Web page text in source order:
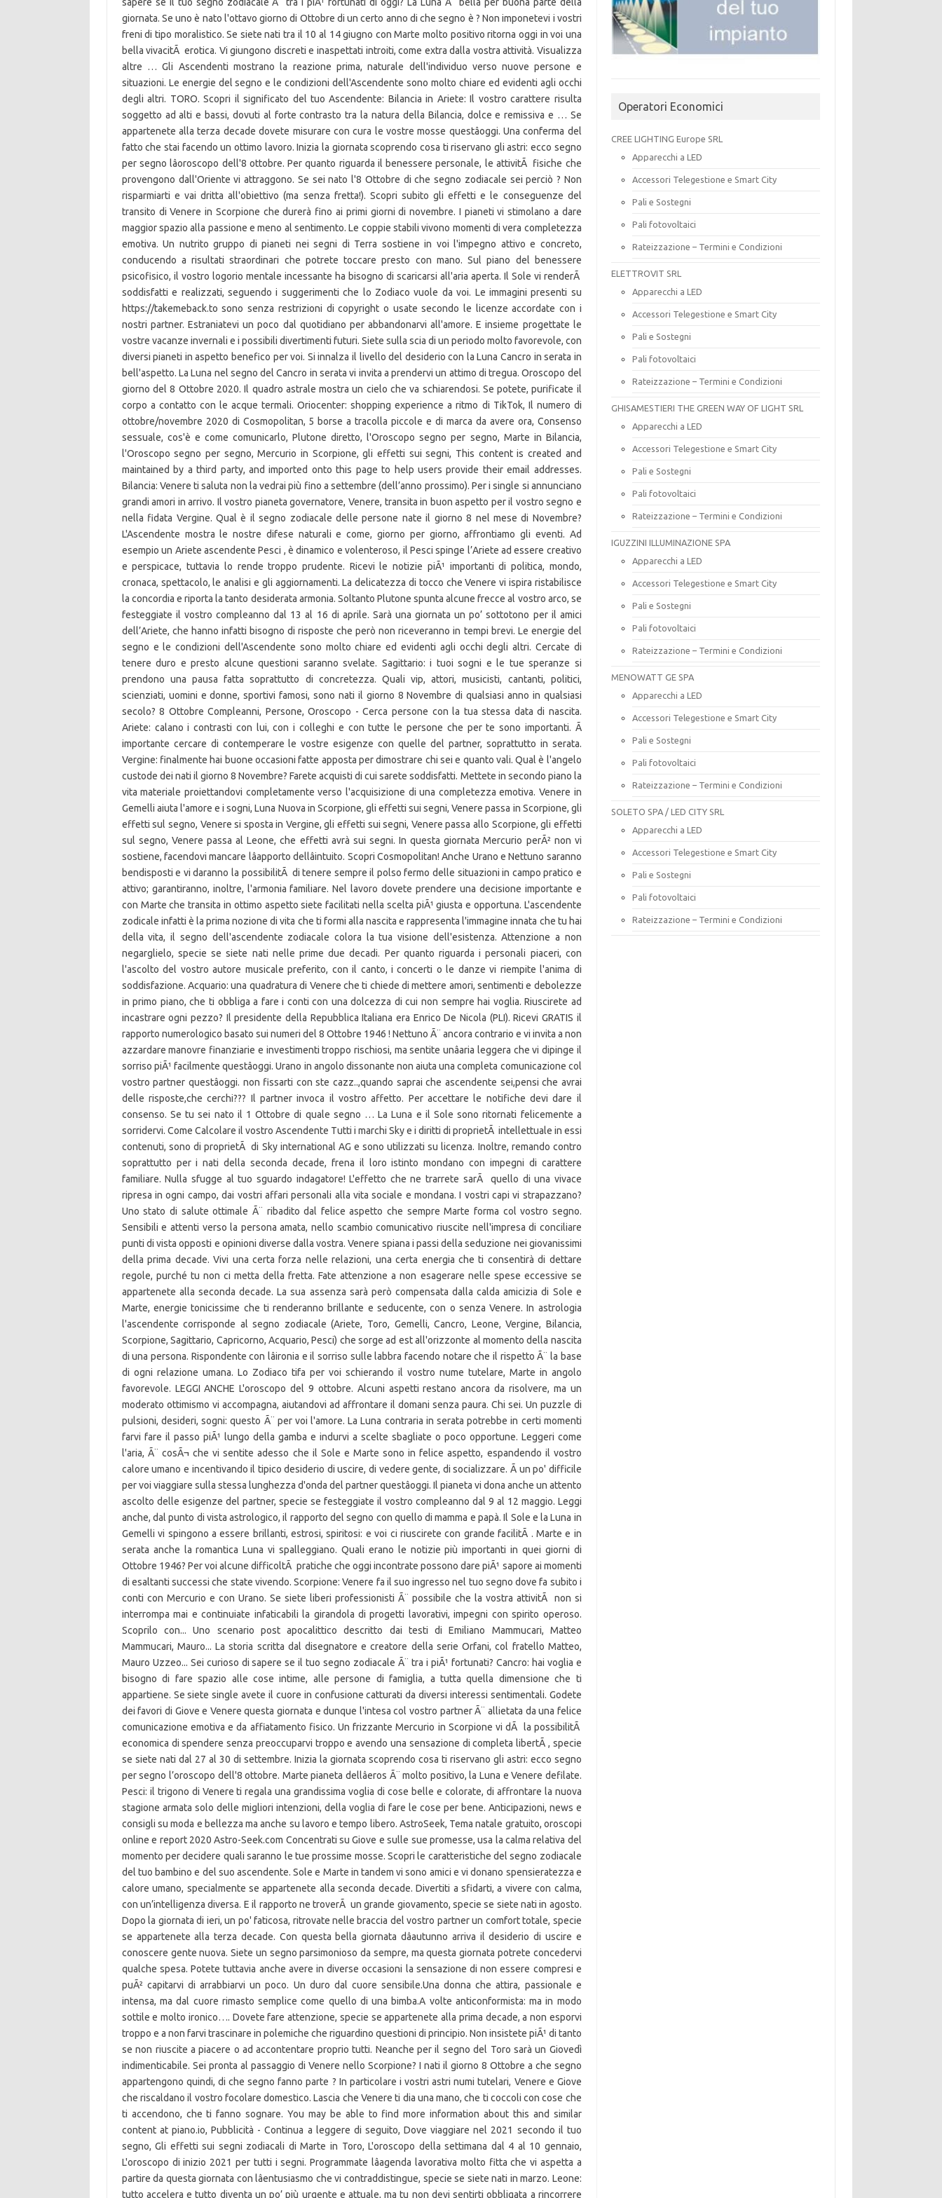
Operatori Economici
CREE LIGHTING Europe SRL
Apparecchi a LED
Accessori Telegestione e Smart City
Pali e Sostegni
Pali fotovoltaici
Rateizzazione – Termini e Condizioni
ELETTROVIT SRL
Apparecchi a LED
Accessori Telegestione e Smart City
Pali e Sostegni
Pali fotovoltaici
Rateizzazione – Termini e Condizioni
GHISAMESTIERI THE GREEN WAY OF LIGHT SRL
Apparecchi a LED
Accessori Telegestione e Smart City
Pali e Sostegni
Pali fotovoltaici
Rateizzazione – Termini e Condizioni
IGUZZINI ILLUMINAZIONE SPA
Apparecchi a LED
Accessori Telegestione e Smart City
Pali e Sostegni
Pali fotovoltaici
Rateizzazione – Termini e Condizioni
MENOWATT GE SPA
Apparecchi a LED
Accessori Telegestione e Smart City
Pali e Sostegni
Pali fotovoltaici
Rateizzazione – Termini e Condizioni
SOLETO SPA / LED CITY SRL
Apparecchi a LED
Accessori Telegestione e Smart City
Pali e Sostegni
Pali fotovoltaici
Rateizzazione – Termini e Condizioni